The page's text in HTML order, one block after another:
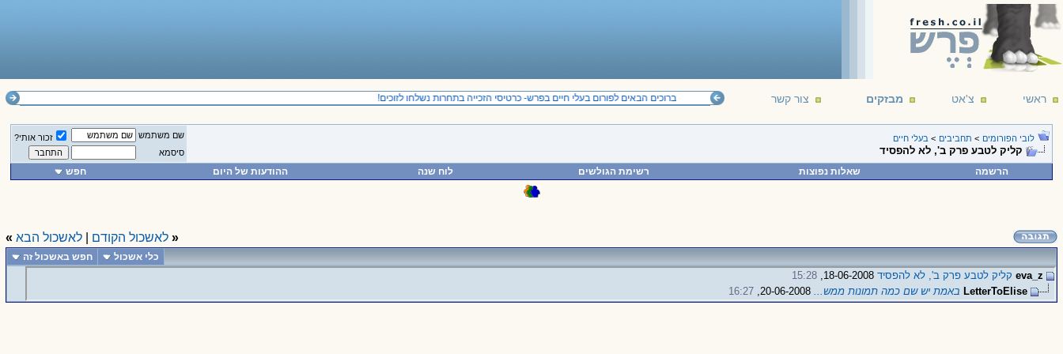
ראשי צ'אט מבזקים צור קשר ברוכים הבאים לפורום בעלי חיים בפרש- כרטיסי הזכייה בתחרות נשלחו לזוכים!
לובי הפורומים > תחביבים > בעלי חיים
קליק לטבע פרק ב', לא להפסיד
שם משתמש
זכור אותי?
סיסמא
הרשמה שאלות נפוצות רשימת הגולשים לוח שנה ההודעות של היום חפש
« לאשכול הקודם לאשכול הבא »
כלי אשכול חפש באשכול זה
eva_z קליק לטבע פרק ב', לא להפסיד18-06-2008,
15:28
LetterToElise באמת יש שם כמה תמונות ממש...20-06-2008,
16:27